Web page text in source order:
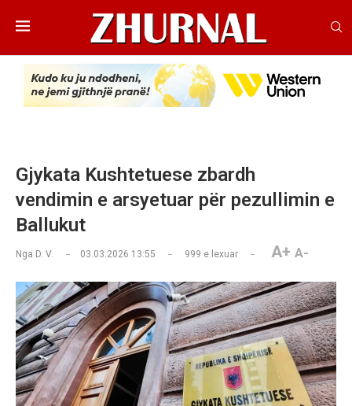
Gjykata Kushtetuese zbardh
vendimin e arsyetuar për pezullimin e
Ballukut
Nga D. V. 03.03.2026 13:55 999 e lexuar A+ A-